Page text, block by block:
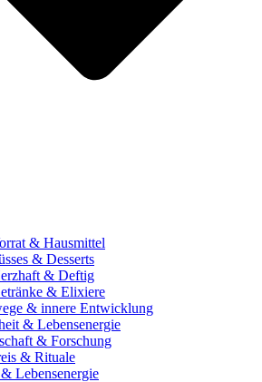
& Hausmittel
& Desserts
& Deftig
& Elixiere
& innere Entwicklung
& Lebensenergie
& Forschung
& Rituale
Lebensenergie